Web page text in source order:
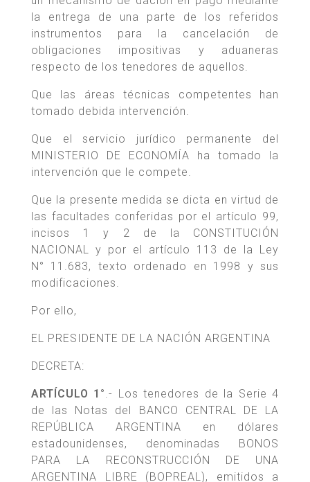
la entrega de una parte de los referidos
instrumentos para la cancelación de
obligaciones impositivas y aduaneras
respecto de los tenedores de aquellos.
Que las áreas técnicas competentes han
tomado debida intervención.
Que el servicio jurídico permanente del
MINISTERIO DE ECONOMÍA ha tomado la
intervención que le compete.
Que la presente medida se dicta en virtud de
las facultades conferidas por el artículo 99,
incisos 1 y 2 de la CONSTITUCIÓN
NACIONAL y por el artículo 113 de la Ley
N° 11.683, texto ordenado en 1998 y sus
modificaciones.
Por ello,
EL PRESIDENTE DE LA NACIÓN ARGENTINA
DECRETA:
ARTÍCULO 1°.- Los tenedores de la Serie 4
de las Notas del BANCO CENTRAL DE LA
REPÚBLICA ARGENTINA en dólares
estadounidenses, denominadas BONOS
PARA LA RECONSTRUCCIÓN DE UNA
ARGENTINA LIBRE (BOPREAL), emitidos a